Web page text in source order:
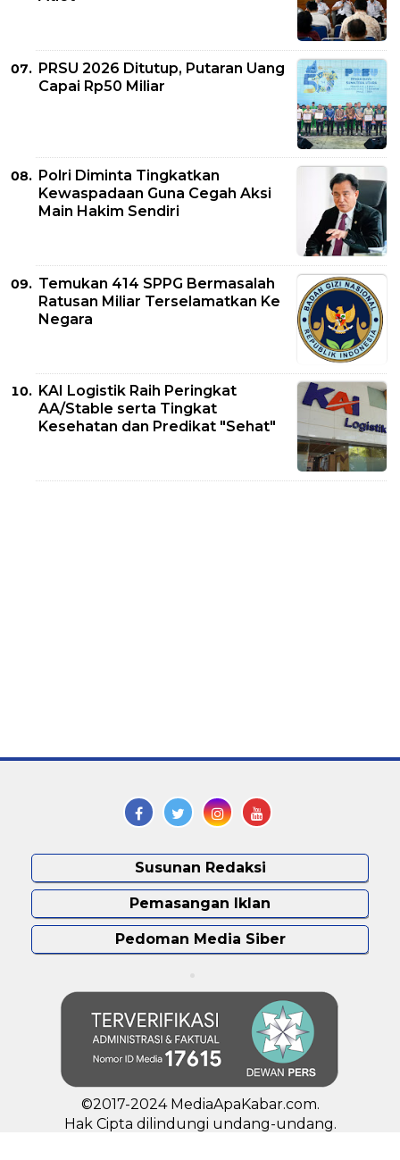
PRSU 2026 Ditutup, Putaran Uang
Capai Rp50 Miliar
Polri Diminta Tingkatkan
Kewaspadaan Guna Cegah Aksi
Main Hakim Sendiri
Temukan 414 SPPG Bermasalah
Ratusan Miliar Terselamatkan Ke
Negara
KAI Logistik Raih Peringkat
AA/Stable serta Tingkat
Kesehatan dan Predikat "Sehat"
Susunan Redaksi
Pemasangan Iklan
Pedoman Media Siber
©2017-2024 MediaApaKabar.com.
Hak Cipta dilindungi undang-undang.